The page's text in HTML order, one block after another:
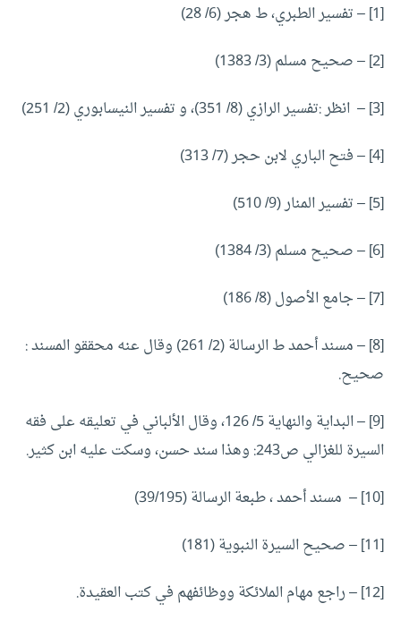
[1] – تفسير الطبري، ط هجر (6/ 28)
[2] – صحيح مسلم (3/ 1383)
[3] – انظر :تفسير الرازي (8/ 351)، و تفسير النيسابوري (2/ 251)
[4] – فتح الباري لابن حجر (7/ 313)
[5] – تفسير المنار (9/ 510)
[6] – صحيح مسلم (3/ 1384)
[7] – جامع الأصول (8/ 186)
[8]
– مسند أحمد ط الرسالة (2/ 261) وقال عنه محققو المسند :
صحيح.
[9]
– البداية والنهاية 5/ 126، وقال الألباني في تعليقه على فقه
السيرة للغزالي ص243: وهذا سند حسن، وسكت عليه ابن كثير.
[10]
– مسند أحمد ، طبعة الرسالة (39/195)
[11]
– صحيح السيرة النبوية (181)
[12]
– راجع مهام الملائكة ووظائفهم في كتب العقيدة.